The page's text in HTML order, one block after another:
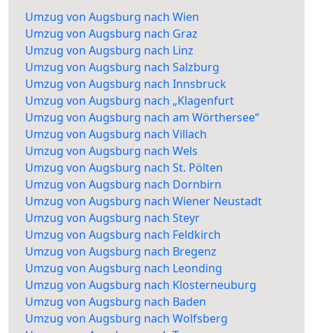
Umzug von Augsburg nach Wien
Umzug von Augsburg nach Graz
Umzug von Augsburg nach Linz
Umzug von Augsburg nach Salzburg
Umzug von Augsburg nach Innsbruck
Umzug von Augsburg nach „Klagenfurt
Umzug von Augsburg nach am Wörthersee“
Umzug von Augsburg nach Villach
Umzug von Augsburg nach Wels
Umzug von Augsburg nach St. Pölten
Umzug von Augsburg nach Dornbirn
Umzug von Augsburg nach Wiener Neustadt
Umzug von Augsburg nach Steyr
Umzug von Augsburg nach Feldkirch
Umzug von Augsburg nach Bregenz
Umzug von Augsburg nach Leonding
Umzug von Augsburg nach Klosterneuburg
Umzug von Augsburg nach Baden
Umzug von Augsburg nach Wolfsberg